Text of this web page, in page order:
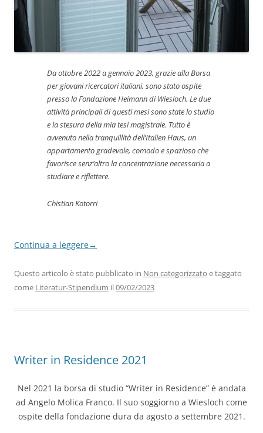
Da ottobre 2022 a gennaio 2023, grazie alla Borsa
per giovani ricercatori italiani, sono stato ospite
presso la Fondazione Heimann di Wiesloch. Le due
attività principali di questi mesi sono state lo studio
e la stesura della mia tesi magistrale. Tutto è
avvenuto nella tranquillità dell’Italien Haus, un
appartamento gradevole, comodo e spazioso che
favorisce senz’altro la concentrazione necessaria a
studiare e riflettere.
Chistian Kotorri
Continua a leggere→
Questo articolo è stato pubblicato in Non categorizzato e taggato
come Literatur-Stipendium il09/02/2023
Writer in Residence 2021
Nel 2021 la borsa di studio “Writer in Residence” è andata
ad Angelo Molica Franco. Il suo soggiorno a Wiesloch come
ospite della fondazione dura da agosto a settembre 2021.